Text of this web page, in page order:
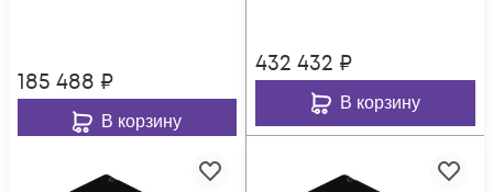
185 488 ₽
В корзину
432 432 ₽
В корзину